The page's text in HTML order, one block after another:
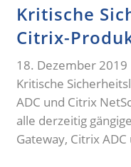
Kritische
Citrix-
18. Dezember 2019
Kritische
ADC und Citrix
alle derzeitig
Gateway, Citrix